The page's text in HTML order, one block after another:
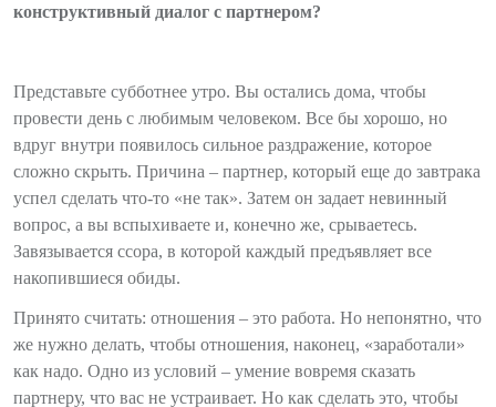
конструктивный диалог с партнером?
Представьте субботнее утро. Вы остались дома, чтобы
провести день с любимым человеком. Все бы хорошо, но
вдруг внутри появилось сильное раздражение, которое
сложно скрыть. Причина – партнер, который еще до завтрака
успел сделать что-то «не так». Затем он задает невинный
вопрос, а вы вспыхиваете и, конечно же, срываетесь.
Завязывается ссора, в которой каждый предъявляет все
накопившиеся обиды.
Принято считать: отношения – это работа. Но непонятно, что
же нужно делать, чтобы отношения, наконец, «заработали»
как надо. Одно из условий – умение вовремя сказать
партнеру, что вас не устраивает. Но как сделать это, чтобы